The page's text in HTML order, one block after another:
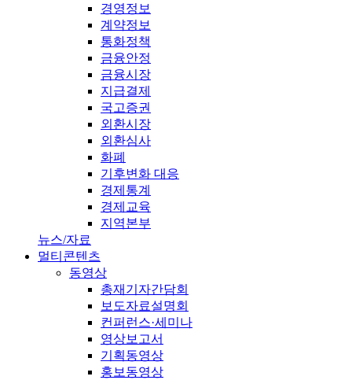
경영정보
계약정보
통화정책
금융안정
금융시장
지급결제
국고증권
외환시장
외환심사
화폐
기후변화 대응
경제통계
경제교육
지역본부
뉴스/자료
멀티콘텐츠
동영상
총재기자간담회
보도자료설명회
컨퍼런스·세미나
영상보고서
기획동영상
홍보동영상